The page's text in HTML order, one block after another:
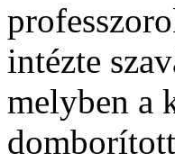
intézte
melyben a